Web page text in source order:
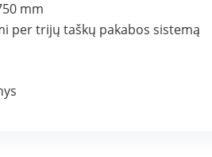
mm
per trijų taškų pakabos sistemą